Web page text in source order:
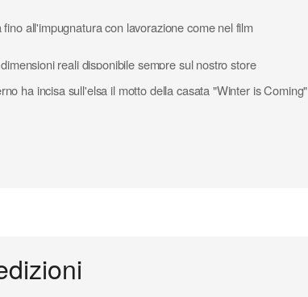
all'impugnatura con lavorazione come nel film
reali disponibile sempre sul nostro store
ha incisa sull'elsa il motto della casata "Winter is Coming"